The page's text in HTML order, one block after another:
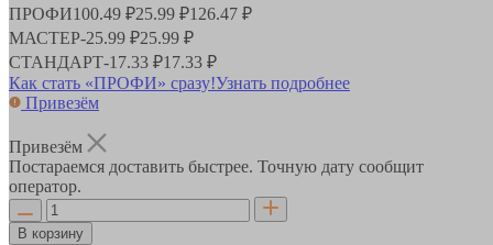
ПРОФИ100.49 ₽25.99 ₽126.47 ₽
МАСТЕР-25.99 ₽25.99 ₽
СТАНДАРТ-17.33 ₽17.33 ₽
Как стать «ПРОФИ» сразу!Узнать подробнее
Привезём
Привезём
Постараемся доставить быстрее. Точную дату сообщит
оператор.
В корзину